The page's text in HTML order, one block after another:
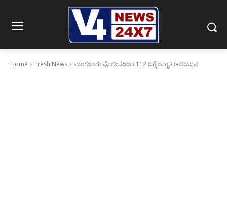
Home Fresh News ಮಂಗಳೂರು ಪೊಲೀಸರಿಂದ 112 ಬಗ್ಗೆ ಜಾಗೃತಿ ಅಭಿಯಾನ